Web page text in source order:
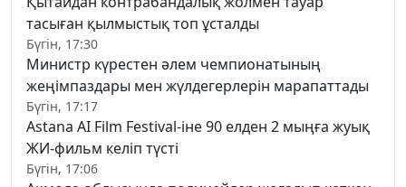
тасыған қылмыстық топ ұсталды
Бүгін, 17:30
Министр күрестен әлем чемпионатының
жеңімпаздары мен жүлдегерлерін марапаттады
Бүгін, 17:17
Astana AI Film Festival-іне 90 елден 2 мыңға жуық
ЖИ-фильм келіп түсті
Бүгін, 17:06